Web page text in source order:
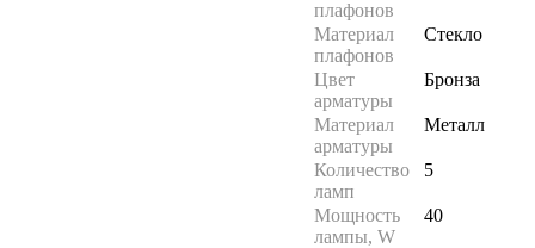
плафонов
Материал
плафонов
Стекло
Цвет
арматуры
Бронза
Материал
арматуры
Металл
Количество
ламп
5
Мощность
лампы, W
40